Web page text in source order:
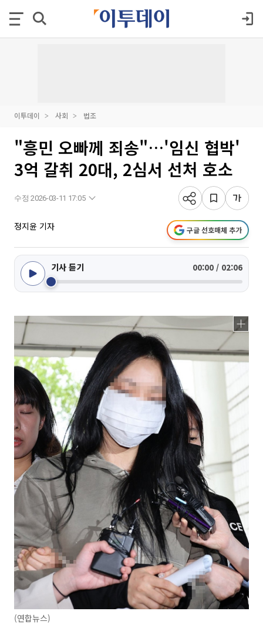
이투데이 사회 법조
"흥민 오빠께 죄송"…'임신 협박'
3억 갈취 20대, 2심서 선처 호소
수정 2026-03-11 17:05
정지윤 기자 구글 선호매체 추가
기사 듣기 00:00 / 02:06
(연합뉴스)